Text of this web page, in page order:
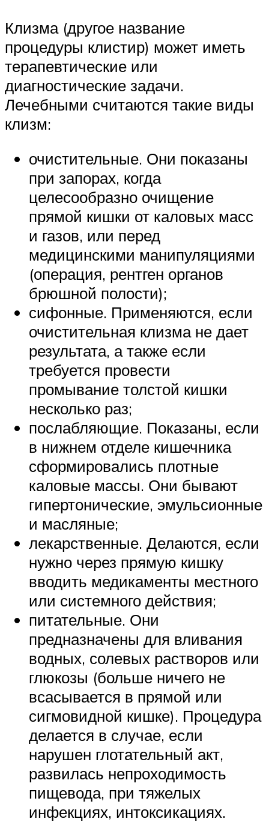
Клизма (другое название
процедуры клистир) может иметь
терапевтические или
диагностические задачи.
Лечебными считаются такие виды
клизм:
очистительные. Они показаны
при запорах, когда
целесообразно очищение
прямой кишки от каловых масс
и газов, или перед
медицинскими манипуляциями
(операция, рентген органов
брюшной полости);
сифонные. Применяются, если
очистительная клизма не дает
результата, а также если
требуется провести
промывание толстой кишки
несколько раз;
послабляющие. Показаны, если
в нижнем отделе кишечника
сформировались плотные
каловые массы. Они бывают
гипертонические, эмульсионные
и масляные;
лекарственные. Делаются, если
нужно через прямую кишку
вводить медикаменты местного
или системного действия;
питательные. Они
предназначены для вливания
водных, солевых растворов или
глюкозы (больше ничего не
всасывается в прямой или
сигмовидной кишке). Процедура
делается в случае, если
нарушен глотательный акт,
развилась непроходимость
пищевода, при тяжелых
инфекциях, интоксикациях.